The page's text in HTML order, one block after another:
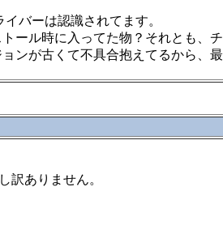
バーは認識されてます。
ール時に入ってた物？それとも
ンが古くて不具合抱えてるから、
訳ありません。